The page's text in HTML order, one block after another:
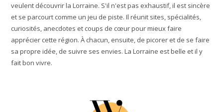
veulent découvrir la Lorraine. S'il n'est pas exhaustif, il est sincère
et se parcourt comme un jeu de piste. Il réunit sites, spécialités,
curiosités, anecdotes et coups de cœur pour mieux faire
apprécier cette région. À chacun, ensuite, de picorer et de se faire
sa propre idée, de suivre ses envies. La Lorraine est belle et il y
fait bon vivre.